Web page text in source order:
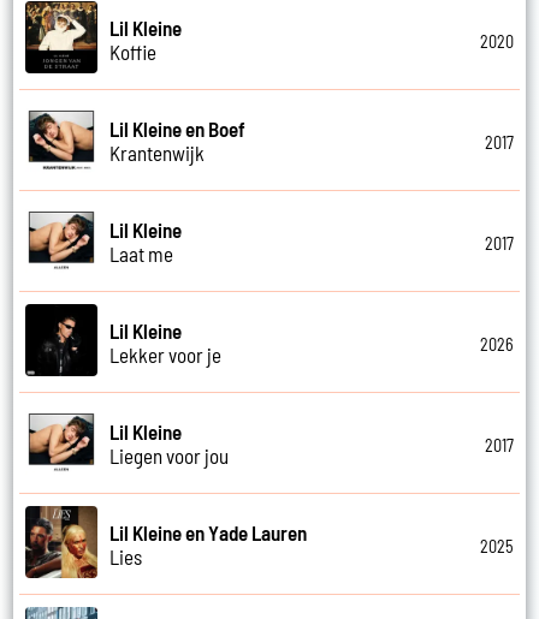
Lil Kleine
Koffie
2020
Lil Kleine en Boef
Krantenwijk
2017
Lil Kleine
Laat me
2017
Lil Kleine
Lekker voor je
2026
Lil Kleine
Liegen voor jou
2017
Lil Kleine en Yade Lauren
Lies
2025